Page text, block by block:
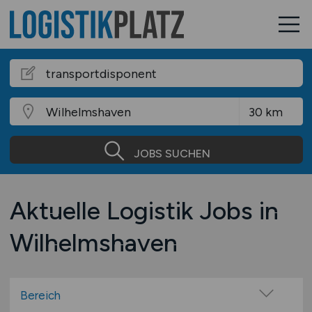
JOBS SUCHEN
Aktuelle Logistik Jobs in
Wilhelmshaven
Bereich